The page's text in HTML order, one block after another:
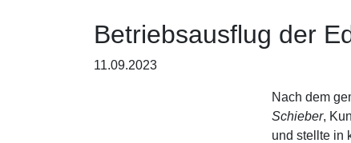
Betriebsausflug der
11.09.2023
Nach dem
Schieber,
und stellte in